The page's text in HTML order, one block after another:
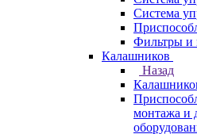
Система
Фильтры и
Калашников
Назад
монтажа и